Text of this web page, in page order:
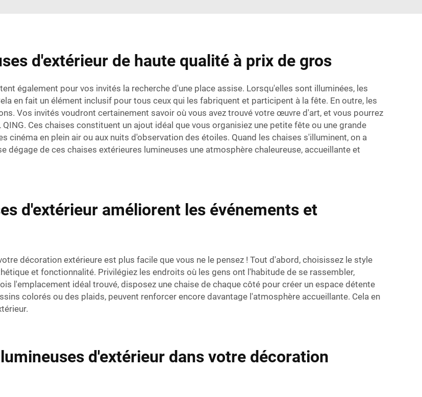
d'extérieur de haute qualité à prix de gros
également pour vos invités la recherche d'une place assise. Lorsqu'elles sont illuminées, les
en fait un élément inclusif pour tous ceux qui les fabriquent et participent à la fête. En outre, les
Vos invités voudront certainement savoir où vous avez trouvé votre œuvre d'art, et vous pourrez
Ces chaises constituent un ajout idéal que vous organisiez une petite fête ou une grande
cinéma en plein air ou aux nuits d'observation des étoiles. Quand les chaises s'illuminent, on a
dégage de ces chaises extérieures lumineuses une atmosphère chaleureuse, accueillante et
d'extérieur améliorent les événements et
décoration extérieure est plus facile que vous ne le pensez ! Tout d'abord, choisissez le style
et fonctionnalité. Privilégiez les endroits où les gens ont l'habitude de se rassembler,
l'emplacement idéal trouvé, disposez une chaise de chaque côté pour créer un espace détente
colorés ou des plaids, peuvent renforcer encore davantage l'atmosphère accueillante. Cela en
d'extérieur dans votre décoration